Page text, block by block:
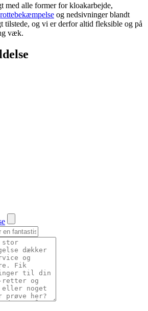
med alle former for kloakarbejde,
rottebekæmpelse og nedsivninger blandt
tilstede, og vi er derfor altid fleksible og på
væk.